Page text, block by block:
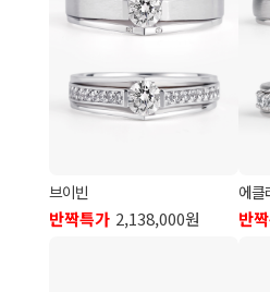
브이빈
반짝특가 2,138,000원
에클
반